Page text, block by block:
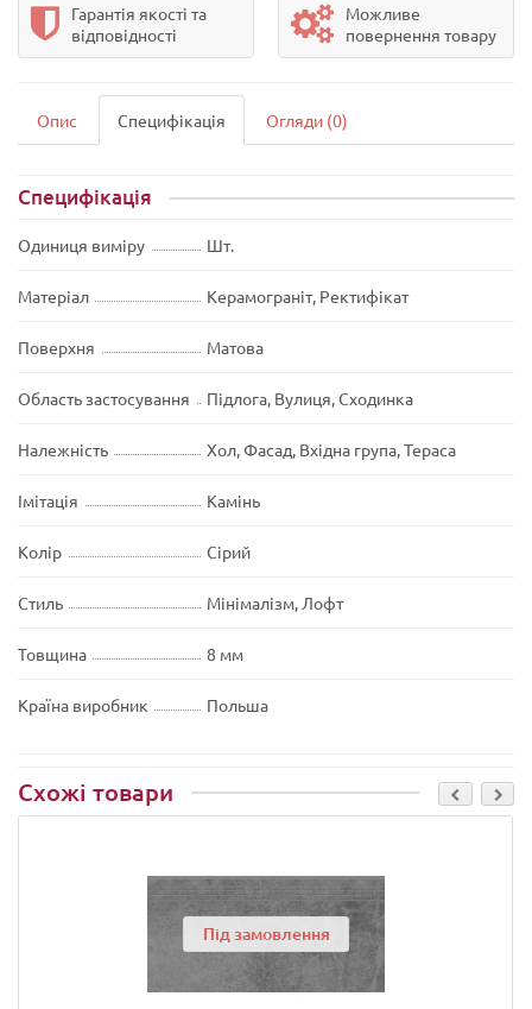
Гарантія якості та
відповідності
Можливе
повернення товару
Опис Специфікація Огляди (0)
Специфікація
Одиниця виміру Шт.
Матеріал Керамограніт, Ректифікат
Поверхня Матова
Область застосування Підлога, Вулиця, Сходинка
Належність Хол, Фасад, Вхідна група, Тераса
Імітація Камінь
Колір Сірий
Стиль Мінімалізм, Лофт
Товщина 8 мм
Країна виробник Польша
Схожі товари
Під замовлення